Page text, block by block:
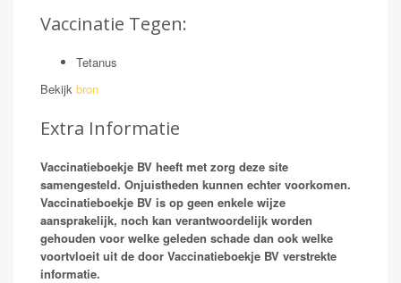
Vaccinatie Tegen:
Tetanus
Bekijk bron
Extra Informatie
Vaccinatieboekje BV heeft met zorg deze site
samengesteld. Onjuistheden kunnen echter voorkomen.
Vaccinatieboekje BV is op geen enkele wijze
aansprakelijk, noch kan verantwoordelijk worden
gehouden voor welke geleden schade dan ook welke
voortvloeit uit de door Vaccinatieboekje BV verstrekte
informatie.